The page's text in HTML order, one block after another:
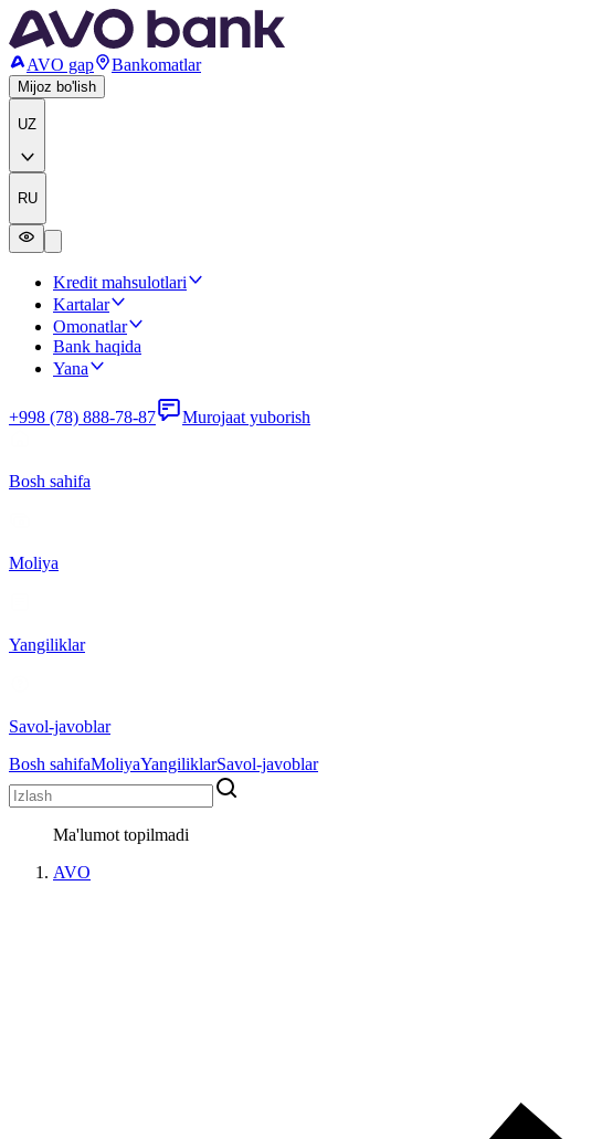
AVO gap Bankomatlar
Mijoz bo'lish
UZ
RU
Kredit mahsulotlari
Kartalar
Omonatlar
Bank haqida
Yana
+998 (78) 888-78-87 Murojaat yuborish
Bosh sahifa
Moliya
Yangiliklar
Savol-javoblar
Bosh sahifaMoliyaYangiliklarSavol-javoblar
Ma'lumot topilmadi
AVO